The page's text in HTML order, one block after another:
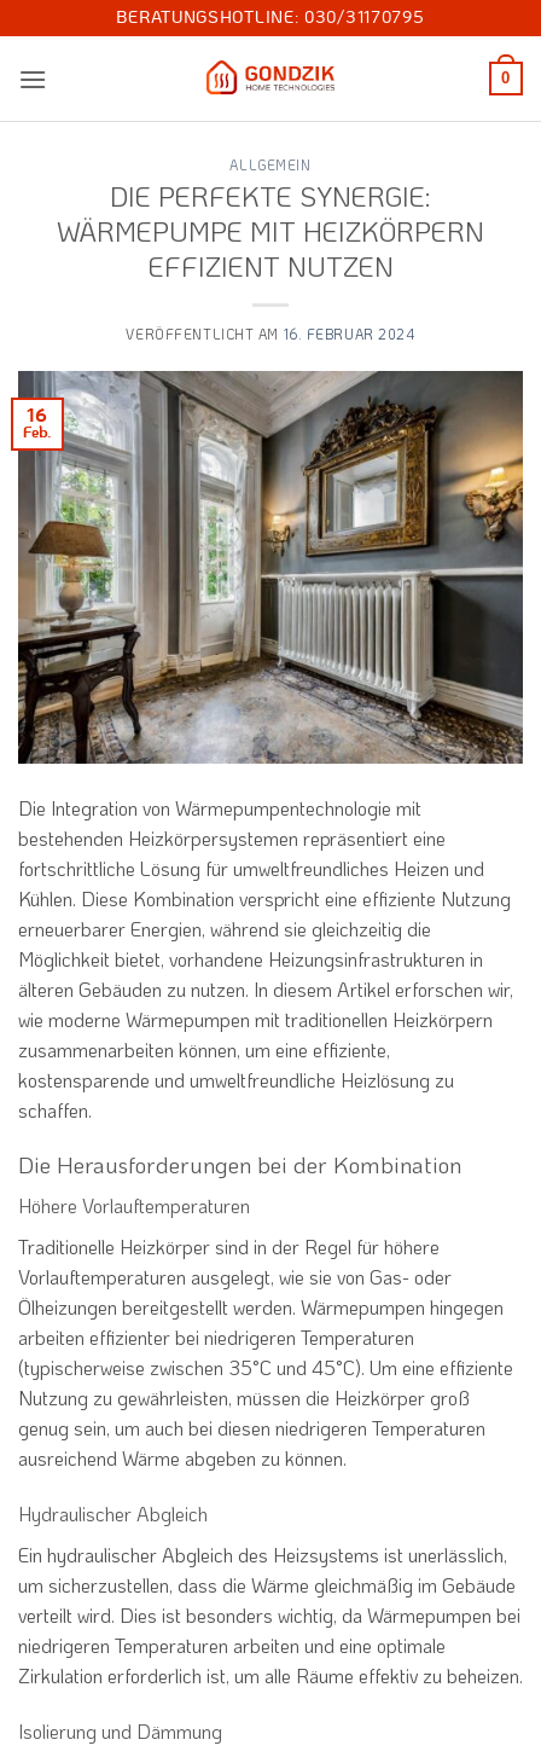
Inhalt
springen
BERATUNGSHOTLINE:030/31170795
0
ALLGEMEIN
DIE PERFEKTE SYNERGIE:
WÄRMEPUMPE MIT HEIZKÖRPERN
EFFIZIENT NUTZEN
VERÖFFENTLICHT AM 16. FEBRUAR 2024
16
Feb.
Die Integration von Wärmepumpentechnologie mit
bestehenden Heizkörpersystemen repräsentiert eine
fortschrittliche Lösung für umweltfreundliches Heizen und
Kühlen. Diese Kombination verspricht eine effiziente Nutzung
erneuerbarer Energien, während sie gleichzeitig die
Möglichkeit bietet, vorhandene Heizungsinfrastrukturen in
älteren Gebäuden zu nutzen. In diesem Artikel erforschen wir,
wie moderne Wärmepumpen mit traditionellen Heizkörpern
zusammenarbeiten können, um eine effiziente,
kostensparende und umweltfreundliche Heizlösung zu
schaffen.
Die Herausforderungen bei der Kombination
Höhere Vorlauftemperaturen
Traditionelle Heizkörper sind in der Regel für höhere
Vorlauftemperaturen ausgelegt, wie sie von Gas- oder
Ölheizungen bereitgestellt werden. Wärmepumpen hingegen
arbeiten effizienter bei niedrigeren Temperaturen
(typischerweise zwischen 35°C und 45°C). Um eine effiziente
Nutzung zu gewährleisten, müssen die Heizkörper groß
genug sein, um auch bei diesen niedrigeren Temperaturen
ausreichend Wärme abgeben zu können.
Hydraulischer Abgleich
Ein hydraulischer Abgleich des Heizsystems ist unerlässlich,
um sicherzustellen, dass die Wärme gleichmäßig im Gebäude
verteilt wird. Dies ist besonders wichtig, da Wärmepumpen bei
niedrigeren Temperaturen arbeiten und eine optimale
Zirkulation erforderlich ist, um alle Räume effektiv zu beheizen.
Isolierung und Dämmung